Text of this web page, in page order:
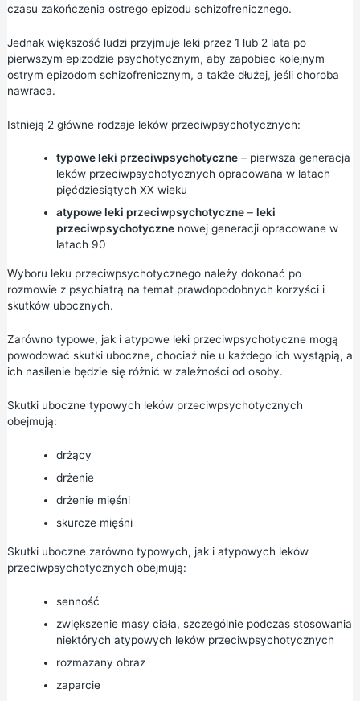
czasu zakończenia ostrego epizodu schizofrenicznego.
Jednak większość ludzi przyjmuje leki przez 1 lub 2 lata po
pierwszym epizodzie psychotycznym, aby zapobiec kolejnym
ostrym epizodom schizofrenicznym, a także dłużej, jeśli choroba
nawraca.
Istnieją 2 główne rodzaje leków przeciwpsychotycznych:
typowe leki przeciwpsychotyczne– pierwsza generacja
leków przeciwpsychotycznych opracowana w latach
pięćdziesiątych XX wieku
atypowe leki przeciwpsychotyczne– leki
przeciwpsychotycznenowej generacji opracowane w
latach 90
Wyboru leku przeciwpsychotycznego należy dokonać po
rozmowie z psychiatrą na temat prawdopodobnych korzyści i
skutków ubocznych.
Zarówno typowe, jak i atypowe leki przeciwpsychotyczne mogą
powodować skutki uboczne, chociaż nie u każdego ich wystąpią, a
ich nasilenie będzie się różnić w zależności od osoby.
Skutki uboczne typowych leków przeciwpsychotycznych
obejmują:
drżący
drżenie
drżenie mięśni
skurcze mięśni
Skutki uboczne zarówno typowych, jak i atypowych leków
przeciwpsychotycznych obejmują:
senność
zwiększenie masy ciała, szczególnie podczas stosowania
niektórych atypowych leków przeciwpsychotycznych
rozmazany obraz
zaparcie